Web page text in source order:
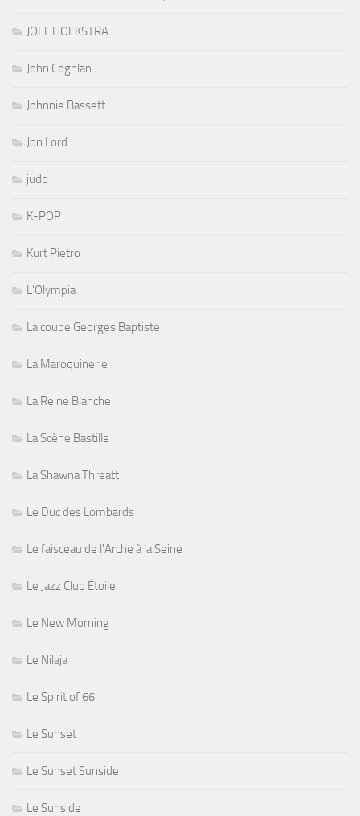
JOEL HOEKSTRA
John Coghlan
Johnnie Bassett
Jon Lord
judo
K-POP
Kurt Pietro
L'Olympia
La coupe Georges Baptiste
La Maroquinerie
La Reine Blanche
La Scène Bastille
La Shawna Threatt
Le Duc des Lombards
Le faisceau de l'Arche à la Seine
Le Jazz Club Étoile
Le New Morning
Le Nilaja
Le Spirit of 66
Le Sunset
Le Sunset Sunside
Le Sunside